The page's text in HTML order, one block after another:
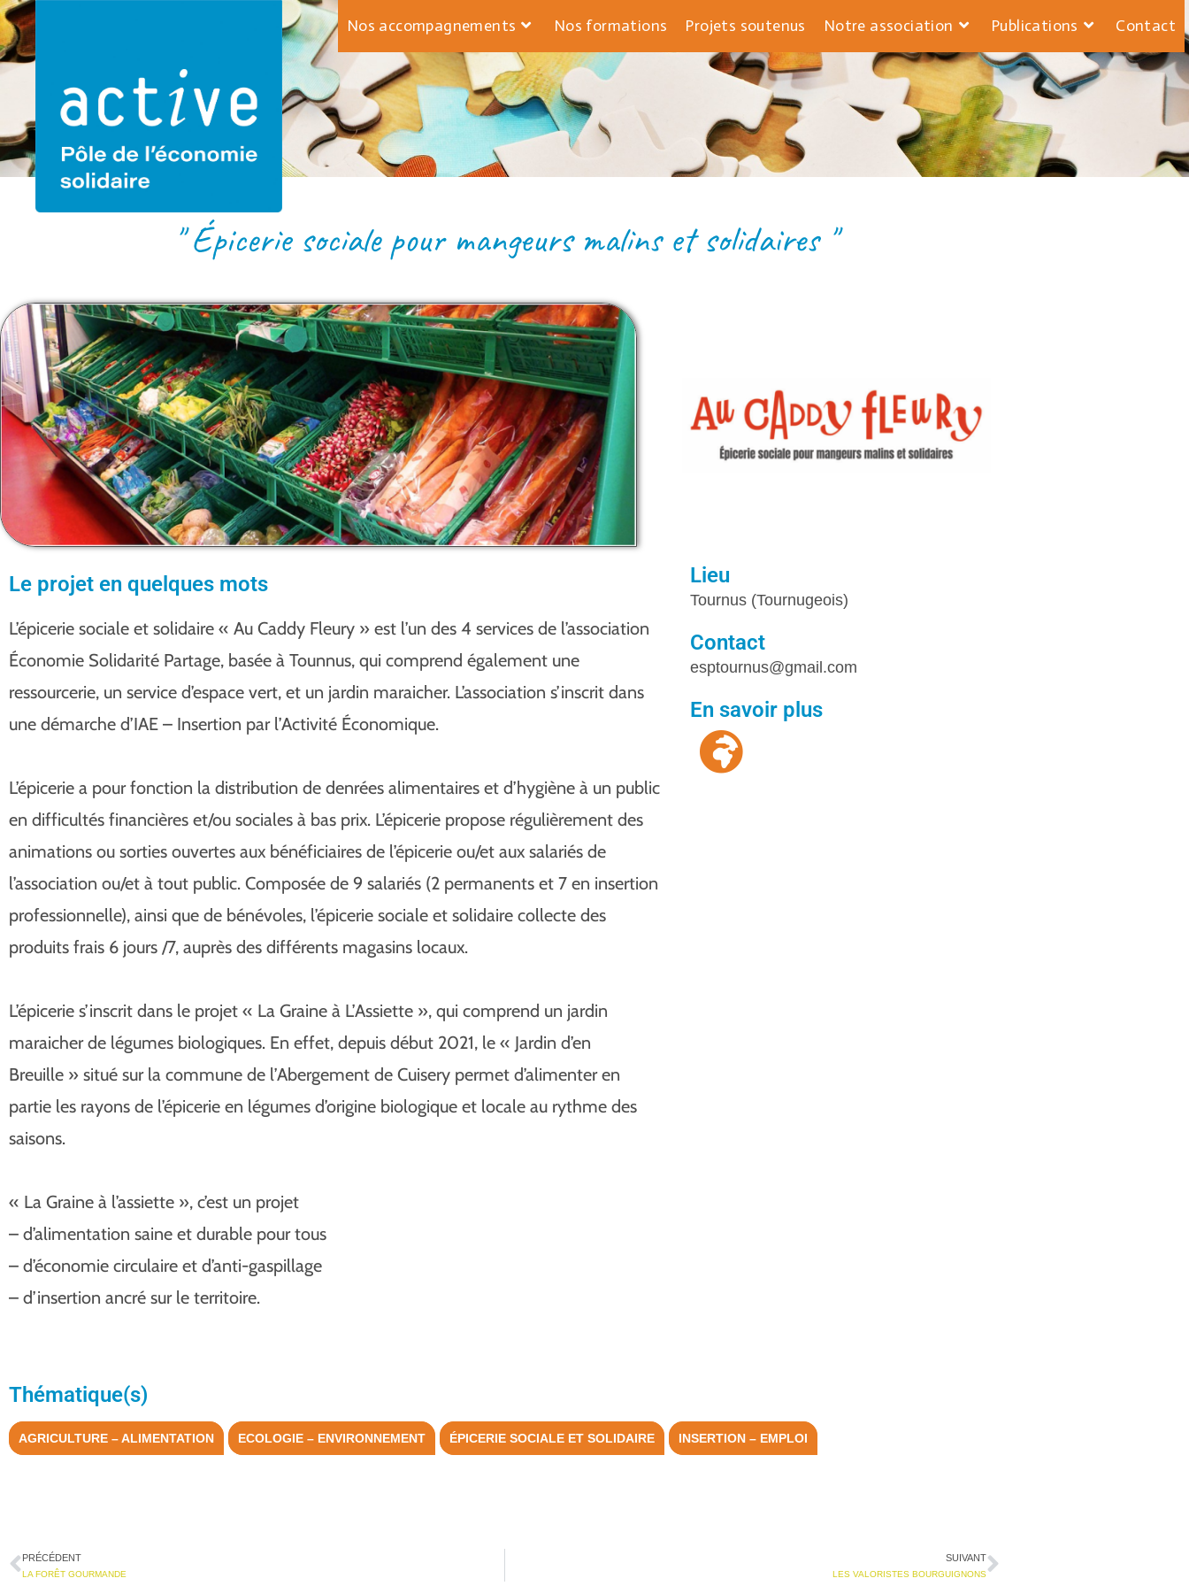
Nos accompagnements Nos formations Projets soutenus Notre association Publications Contact
AU CADDY FLEURY – ECONOMIE SOLIDARITÉ PARTAGE
" Épicerie sociale pour mangeurs malins et solidaires "
Le projet en quelques mots
L’épicerie sociale et solidaire « Au Caddy Fleury » est l’un des 4 services de l’association
Économie Solidarité Partage, basée à Tounnus, qui comprend également une
ressourcerie, un service d’espace vert, et un jardin maraicher. L’association s’inscrit dans
une démarche d’IAE – Insertion par l’Activité Économique.
L’épicerie a pour fonction la distribution de denrées alimentaires et d’hygiène à un public
en difficultés financières et/ou sociales à bas prix. L’épicerie propose régulièrement des
animations ou sorties ouvertes aux bénéficiaires de l’épicerie ou/et aux salariés de
l’association ou/et à tout public. Composée de 9 salariés (2 permanents et 7 en insertion
professionnelle), ainsi que de bénévoles, l’épicerie sociale et solidaire collecte des
produits frais 6 jours /7, auprès des différents magasins locaux.
L’épicerie s’inscrit dans le projet « La Graine à L’Assiette », qui comprend un jardin
maraicher de légumes biologiques. En effet, depuis début 2021, le « Jardin d’en
Breuille » situé sur la commune de l’Abergement de Cuisery permet d’alimenter en
partie les rayons de l’épicerie en légumes d’origine biologique et locale au rythme des
saisons.
« La Graine à l’assiette », c’est un projet
– d’alimentation saine et durable pour tous
– d’économie circulaire et d’anti-gaspillage
– d’insertion ancré sur le territoire.
Lieu
Tournus (Tournugeois)
Contact
esptournus@gmail.com
En savoir plus
Thématique(s)
AGRICULTURE – ALIMENTATION ECOLOGIE – ENVIRONNEMENT ÉPICERIE SOCIALE ET SOLIDAIRE INSERTION – EMPLOI
PRÉCÉDENT
LA FORÊT GOURMANDE
SUIVANT
LES VALORISTES BOURGUIGNONS